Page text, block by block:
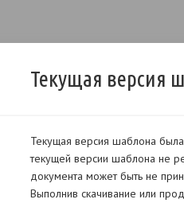
Текущая версия
Текущая версия шаблона
текущей версии шаблона не
документа может быть не
Выполнив скачивание или